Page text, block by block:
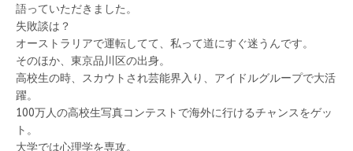
語っていただきました。
失敗談は？
オーストラリアで運転してて、私って道にすぐ迷うんです。
そのほか、東京品川区の出身。
高校生の時、スカウトされ芸能界入り、アイドルグループで大活
躍。
100万人の高校生写真コンテストで海外に行けるチャンスをゲッ
ト。
大学では心理学を専攻。